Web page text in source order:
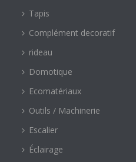
Tapis
Complément decoratif
rideau
Domotique
Ecomatériaux
Outils / Machinerie
Escalier
Éclairage